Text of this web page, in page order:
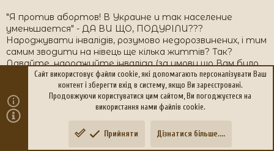
"Я против абортов! В Украине и так население
уменьшается" - ДА ВИ ЩО, ПОДУРІЛИ???
Народжувати інвалідів, розумово недорозвинених, і тим
самим зводити на нівець ще кілька життів? Так?
Давайте, народжуйте інваліда (за умови що Вам було
відомо про ймовірність цього), і поганьте життя собі,
рідним, вкорочуйте собі життя, або здавайте в
інтернат, от чудово йому там буде!!! Але ж то Ви
покращите демографічну ситуацію!! Атас просто! Я з
Вас "фігєю".
Зверху
Сайт використовує файли cookie, які допомагають персоналізувати Ваш
контент і зберегти вхід в систему, якщо Ви зареєстровані.
Продовжуючи користуватися цим сайтом, Ви погоджуєтеся на
використання нами файлів cookie.
Прийняти Дізнатися більше....